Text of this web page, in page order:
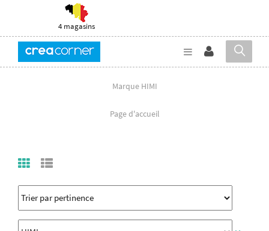
4 magasins
Marque HIMI
Page d'accueil